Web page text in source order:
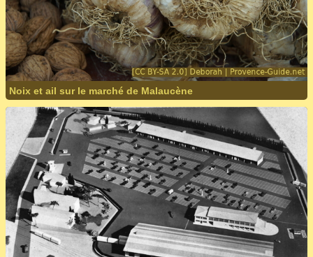
Noix et ail sur le marché de Malaucène